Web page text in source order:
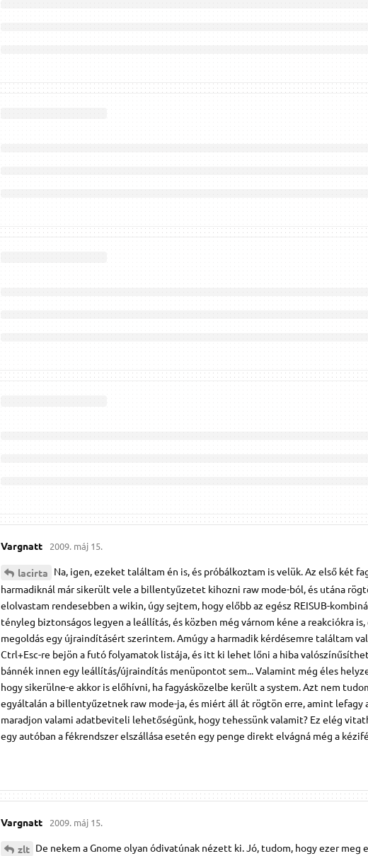
Vargnatt 2009. máj 15.
lacirta Na, igen, ezeket találtam én is, és próbálkoztam is velük. Az első két
harmadiknál már sikerült vele a billentyűzetet kihozni raw mode-ból, és utána
elolvastam rendesebben a wikin, úgy sejtem, hogy előbb az egész REISUB-
tényleg biztonságos legyen a leállítás, és közben még várnom kéne a reakciókra
megoldás egy újraindításért szerintem. Amúgy a harmadik kérdésemre találtam
Ctrl+Esc-re bejön a futó folyamatok listája, és itt ki lehet lőni a hiba
bánnék innen egy leállítás/újraindítás menüpontot sem... Valamint még éles
hogy sikerülne-e akkor is előhívni, ha fagyásközelbe került a system. Azt nem
egyáltalán a billentyűzetnek raw mode-ja, és miért áll át rögtön erre, amint lefagy
maradjon valami adatbeviteli lehetőségünk, hogy tehessünk valamit? Ez elég
egy autóban a fékrendszer elszállása esetén egy penge direkt elvágná még a
Vargnatt 2009. máj 15.
zlt De nekem a Gnome olyan ódivatúnak nézett ki. Jó, tudom, hogy ezer meg